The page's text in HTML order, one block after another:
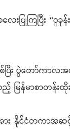
ြုကြပြီး “ဝူခု
ပွဲတော်ကာလအတွင်း
သည့် မြန်မာစာတ
ား နိုင်ငံတကာအ